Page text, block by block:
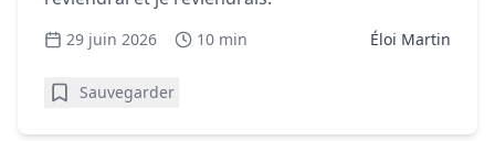
29 juin 2026 10 min Éloi Martin
Sauvegarder